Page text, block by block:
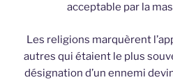
acceptable par la
Les religions marquèrent
autres qui étaient le plus
désignation d’un ennemi